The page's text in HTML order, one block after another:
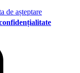
de așteptare